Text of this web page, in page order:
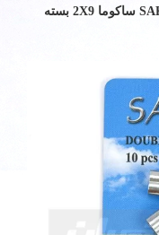
بست پرس سیم بکسل آلومینیومی SAKUMA ساکوما 2X9 بسته